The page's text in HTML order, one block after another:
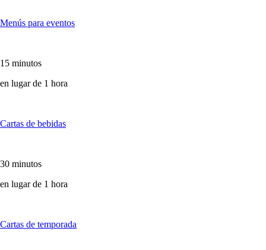
Menús para eventos
15 minutos
en lugar de 1 hora
Cartas de bebidas
30 minutos
en lugar de 1 hora
Cartas de temporada